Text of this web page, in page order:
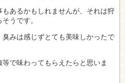
あるかもしれませんが、それは狩
うです。
みは感じずとても美味しかったで
で味わってもらえたらと思いま